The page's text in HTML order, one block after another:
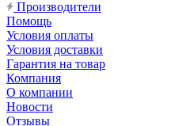
Производители
Помощь
Условия оплаты
Условия доставки
Гарантия на товар
Компания
О компании
Новости
Отзывы